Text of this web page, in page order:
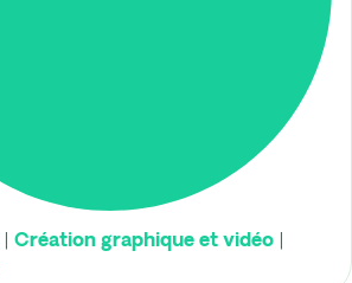
Création graphique et vidéo